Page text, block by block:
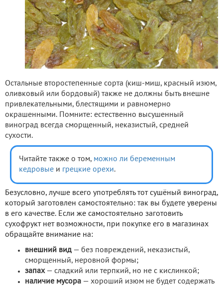
Остальные второстепенные сорта (киш-миш, красный изюм,
оливковый или бордовый) также не должны быть внешне
привлекательными, блестящими и равномерно
окрашенными. Помните: естественно высушенный
виноград всегда сморщенный, неказистый, средней
сухости.
Читайте также о том, можно ли беременным
кедровые и грецкие орехи.
Безусловно, лучше всего употреблять тот сушёный виноград,
который заготовлен самостоятельно: так вы будете уверены
в его качестве. Если же самостоятельно заготовить
сухофрукт нет возможности, при покупке его в магазинах
обращайте внимание на:
внешний вид — без повреждений, неказистый,
сморщенный, неровной формы;
запах— сладкий или терпкий, но не с кислинкой;
наличие мусора — хороший изюм не будет содержать